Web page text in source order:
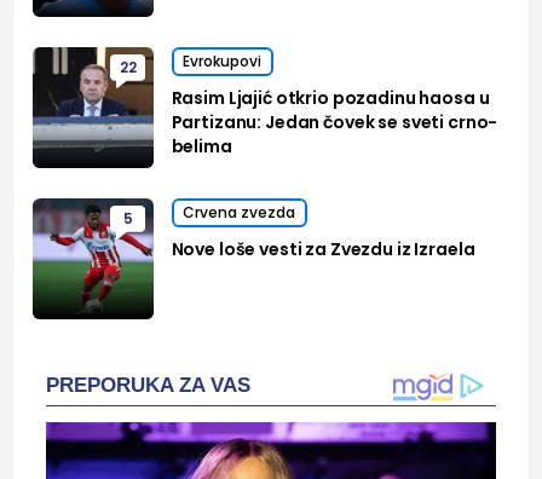
22 Evrokupovi
Rasim Ljajić otkrio pozadinu haosa u
Partizanu: Jedan čovek se sveti crno-
belima
5 Crvena zvezda
Nove loše vesti za Zvezdu iz Izraela
PREPORUKA ZA VAS